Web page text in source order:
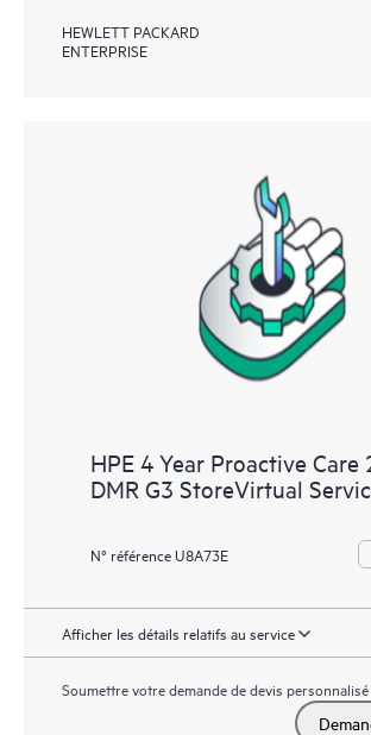
HEWLETT PACKARD
ENTERPRISE
HPE 4 Year Proactive
DMR G3 StoreVirtual
N° référence U8A73E
Afficher les détails relatifs au service
Soumettre votre demande de devis personnalisé